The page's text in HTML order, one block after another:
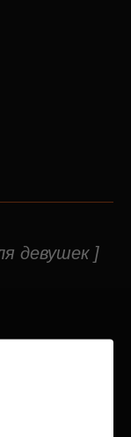
девушек ]